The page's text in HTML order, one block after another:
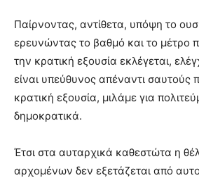
Παίρνοντας, αντίθετα, υπόψη το
ερευνώντας το βαθμό και το μέτρο
την κρατική εξουσία εκλέγεται,
είναι υπεύθυνος απέναντι σαυτούς
κρατική εξουσία, μιλάμε για
δημοκρατικά.
Έτσι στα αυταρχικά καθεστώτα η
αρχομένων δεν εξετάζεται από